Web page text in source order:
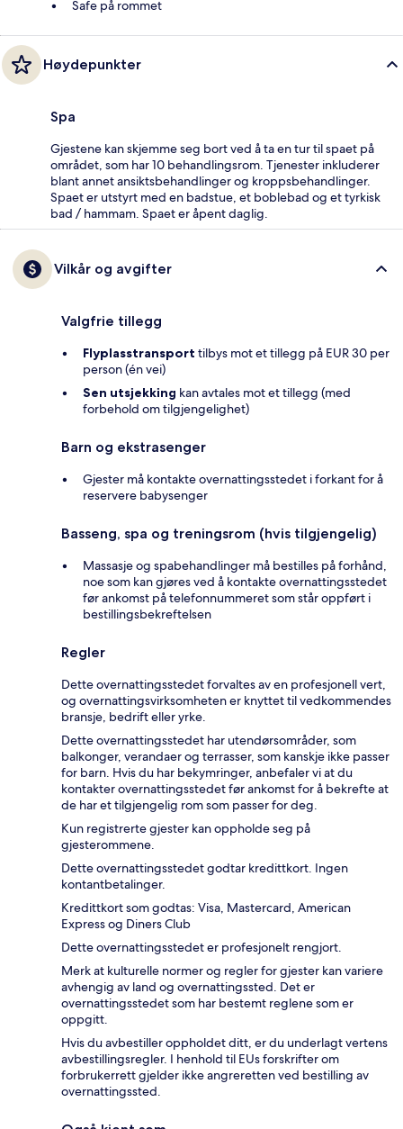
Safe på rommet
Høydepunkter
Spa
Gjestene kan skjemme seg bort ved å ta en tur til spaet på
området, som har 10 behandlingsrom. Tjenester inkluderer
blant annet ansiktsbehandlinger og kroppsbehandlinger.
Spaet er utstyrt med en badstue, et boblebad og et tyrkisk
bad / hammam. Spaet er åpent daglig.
Vilkår og avgifter
Valgfrie tillegg
Flyplasstransport tilbys mot et tillegg på EUR 30 per
person (én vei)
Sen utsjekking kan avtales mot et tillegg (med
forbehold om tilgjengelighet)
Barn og ekstrasenger
Gjester må kontakte overnattingsstedet i forkant for å
reservere babysenger
Basseng, spa og treningsrom (hvis tilgjengelig)
Massasje og spabehandlinger må bestilles på forhånd,
noe som kan gjøres ved å kontakte overnattingsstedet
før ankomst på telefonnummeret som står oppført i
bestillingsbekreftelsen
Regler
Dette overnattingsstedet forvaltes av en profesjonell vert,
og overnattingsvirksomheten er knyttet til vedkommendes
bransje, bedrift eller yrke.
Dette overnattingsstedet har utendørsområder, som
balkonger, verandaer og terrasser, som kanskje ikke passer
for barn. Hvis du har bekymringer, anbefaler vi at du
kontakter overnattingsstedet før ankomst for å bekrefte at
de har et tilgjengelig rom som passer for deg.
Kun registrerte gjester kan oppholde seg på
gjesterommene.
Dette overnattingsstedet godtar kredittkort. Ingen
kontantbetalinger.
Kredittkort som godtas: Visa, Mastercard, American
Express og Diners Club
Dette overnattingsstedet er profesjonelt rengjort.
Merk at kulturelle normer og regler for gjester kan variere
avhengig av land og overnattingssted. Det er
overnattingsstedet som har bestemt reglene som er
oppgitt.
Hvis du avbestiller oppholdet ditt, er du underlagt vertens
avbestillingsregler. I henhold til EUs forskrifter om
forbrukerrett gjelder ikke angreretten ved bestilling av
overnattingssted.